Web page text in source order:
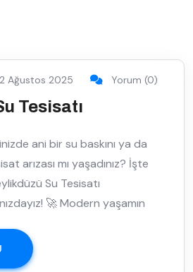
Ağustos 2025 Yorum (0)
Tesisatı
ani bir su baskını ya da
arızası mı yaşadınız? İşte
Su Tesisatı
🚀 Modern yaşamın